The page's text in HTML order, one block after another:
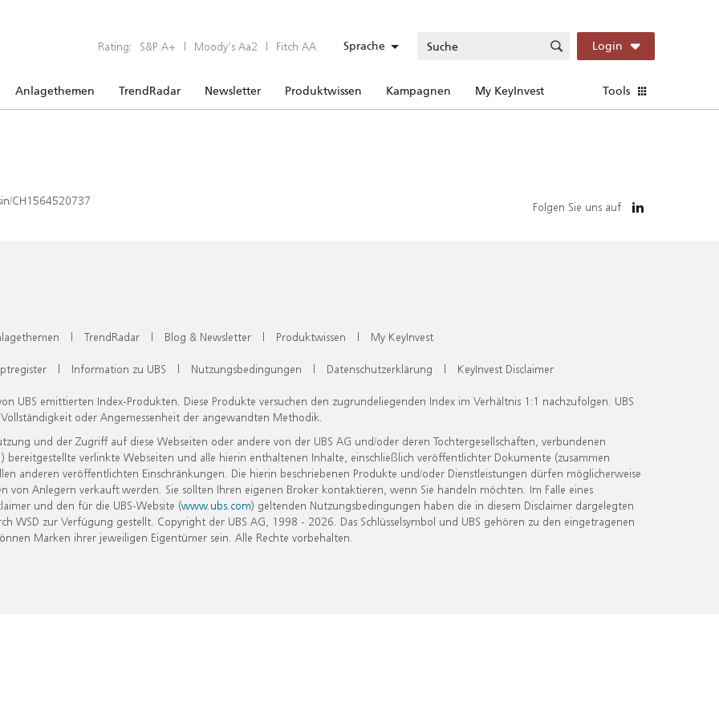
Rating: S&P A+ | Moody’s Aa2 | Fitch AA Sprache Login
Anlagethemen TrendRadar Newsletter Produktwissen Kampagnen My KeyInvest Tools
CH1564520737 Folgen Sie uns auf
| TrendRadar | Blog & Newsletter | Produktwissen | My KeyInvest
| Information zu UBS | Nutzungsbedingungen | Datenschutzerklärung | KeyInvest Disclaimer
UBS emittierten Index-Produkten. Diese Produkte versuchen den zugrundeliegenden Index im Verhältnis 1:1 nachzufolgen. UBS
oder Angemessenheit der angewandten Methodik.
und der Zugriff auf diese Webseiten oder andere von der UBS AG und/oder deren Tochtergesellschaften, verbundenen
verlinkte Webseiten und alle hierin enthaltenen Inhalte, einschließlich veröffentlichter Dokumente (zusammen
anderen veröffentlichten Einschränkungen. Die hierin beschriebenen Produkte und/oder Dienstleistungen dürfen möglicherweise
Anlegern verkauft werden. Sie sollten Ihren eigenen Broker kontaktieren, wenn Sie handeln möchten. Im Falle eines
und den für die UBS-Website (www.ubs.com) geltenden Nutzungsbedingungen haben die in diesem Disclaimer dargelegten
zur Verfügung gestellt. Copyright der UBS AG, 1998 - 2026. Das Schlüsselsymbol und UBS gehören zu den eingetragenen
Marken ihrer jeweiligen Eigentümer sein. Alle Rechte vorbehalten.